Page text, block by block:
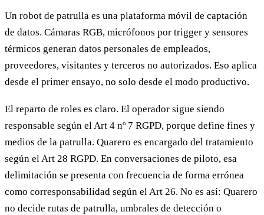
Un robot de patrulla es una plataforma móvil de captación
de datos. Cámaras RGB, micrófonos por trigger y sensores
térmicos generan datos personales de empleados,
proveedores, visitantes y terceros no autorizados. Eso aplica
desde el primer ensayo, no solo desde el modo productivo.
El reparto de roles es claro. El operador sigue siendo
responsable según el Art 4 nº 7 RGPD, porque define fines y
medios de la patrulla. Quarero es encargado del tratamiento
según el Art 28 RGPD. En conversaciones de piloto, esa
delimitación se presenta con frecuencia de forma errónea
como corresponsabilidad según el Art 26. No es así: Quarero
no decide rutas de patrulla, umbrales de detección o